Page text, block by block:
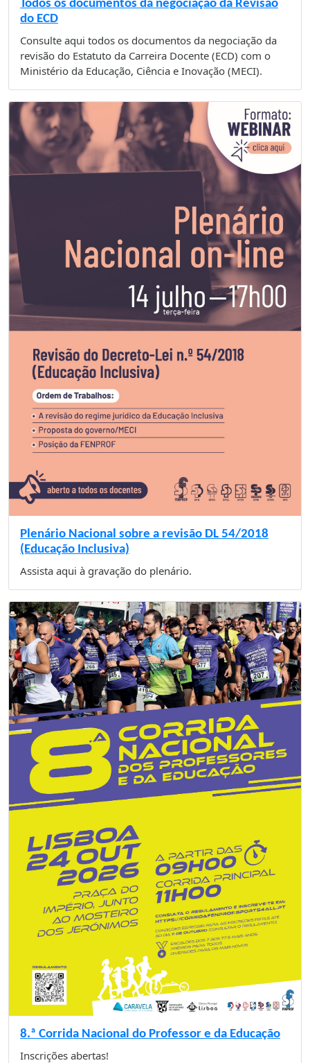
Todos os documentos da negociação da Revisão
do ECD
Consulte aqui todos os documentos da negociação da
revisão do Estatuto da Carreira Docente (ECD) com o
Ministério da Educação, Ciência e Inovação (MECI).
Plenário Nacional sobre a revisão DL 54/2018
(Educação Inclusiva)
Assista aqui à gravação do plenário.
8.ª Corrida Nacional do Professor e da Educação
Inscrições abertas!